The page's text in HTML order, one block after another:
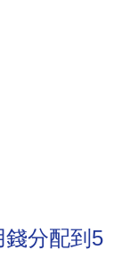
錢分配到5